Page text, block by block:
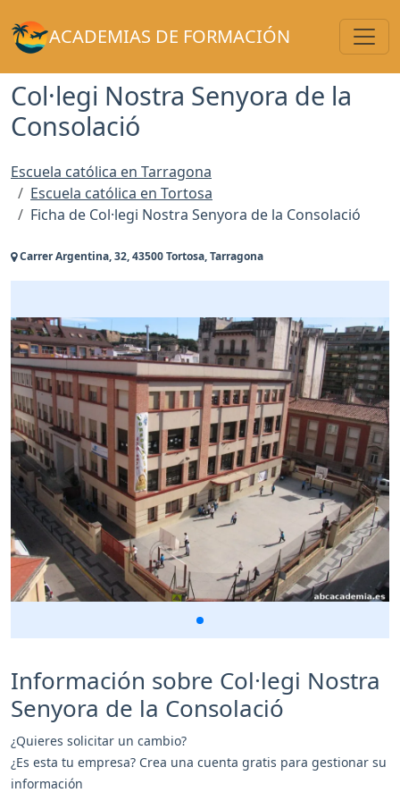
ACADEMIAS DE FORMACIÓN
Col·legi Nostra Senyora de la
Consolació
Escuela católica en Tarragona
Escuela católica en Tortosa
Ficha de Col·legi Nostra Senyora de la Consolació
Carrer Argentina, 32, 43500 Tortosa, Tarragona
Información sobre Col·legi Nostra
Senyora de la Consolació
¿Quieres solicitar un cambio?
¿Es esta tu empresa? Crea una cuenta gratis para gestionar su
información